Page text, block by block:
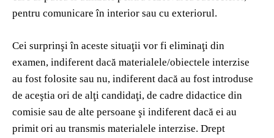
pentru comunicare în interior sau cu exteriorul.
Cei surprinşi în aceste situaţii vor fi eliminaţi din
examen, indiferent dacă materialele/obiectele interzise
au fost folosite sau nu, indiferent dacă au fost introduse
de aceştia ori de alţi candidaţi, de cadre didactice din
comisie sau de alte persoane şi indiferent dacă ei au
primit ori au transmis materialele interzise. Drept